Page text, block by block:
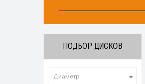
ПОДБОР ДИСКОВ
Диаметр